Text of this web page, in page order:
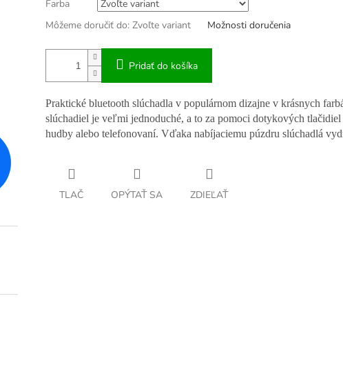
Farba
Môžeme doručiť do: Zvoľte variant Možnosti doručenia
Pridať do košíka
Praktické bluetooth slúchadla v populárnom dizajne v krásnych
slúchadiel je veľmi jednoduché, a to za pomoci dotykových
hudby alebo telefonovaní. Vďaka nabíjaciemu púzdru slúchadlá
TLAČ OPÝTAŤ SA ZDIEĽAŤ